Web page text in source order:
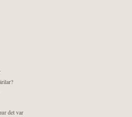
det var